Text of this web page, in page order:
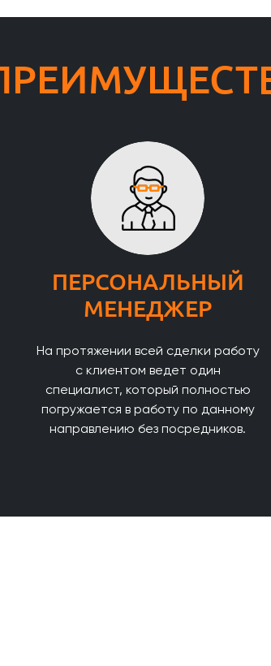
ПЕРСОНАЛЬНЫЙ
МЕНЕДЖЕР
На протяжении всей сделки работу
с клиентом ведет один
специалист, который полностью
погружается в работу по данному
направлению без посредников.